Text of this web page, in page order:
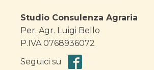
Studio Consulenza Agraria
Per. Agr. Luigi Bello
P.IVA 0768936072
Seguici su